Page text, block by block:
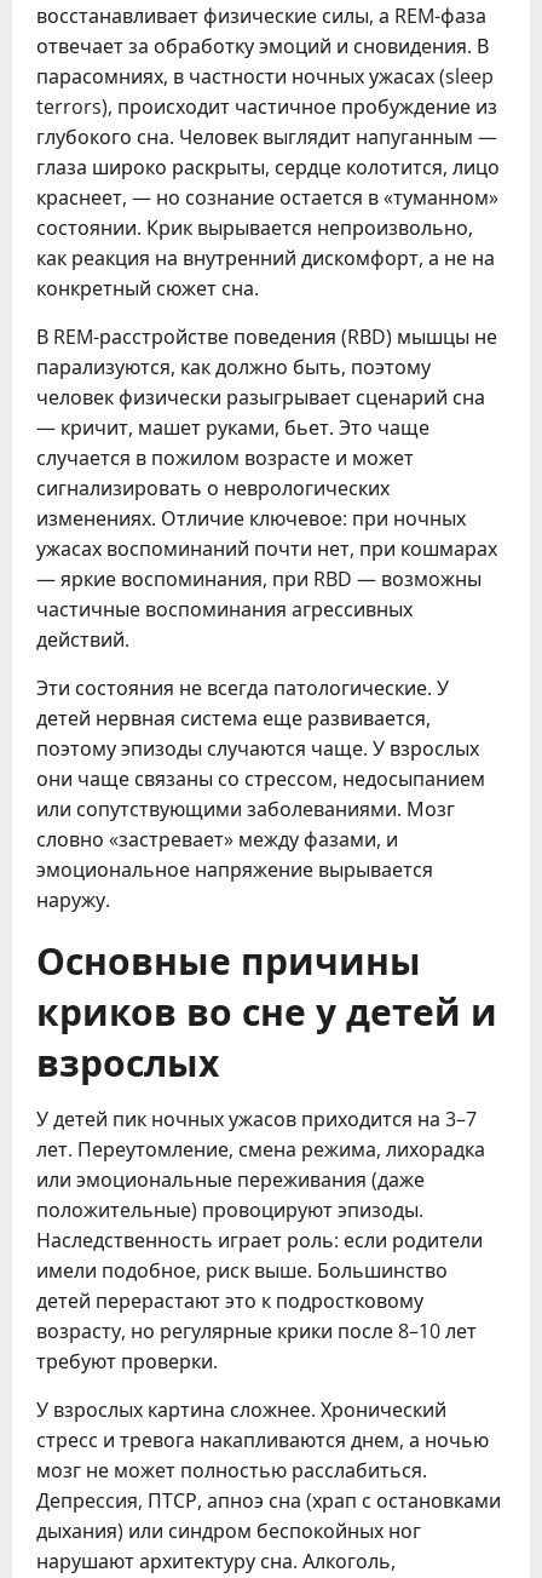
восстанавливает физические силы, а REM-фаза
отвечает за обработку эмоций и сновидения. В
парасомниях, в частности ночных ужасах (sleep
terrors), происходит частичное пробуждение из
глубокого сна. Человек выглядит напуганным —
глаза широко раскрыты, сердце колотится, лицо
краснеет, — но сознание остается в «туманном»
состоянии. Крик вырывается непроизвольно,
как реакция на внутренний дискомфорт, а не на
конкретный сюжет сна.
В REM-расстройстве поведения (RBD) мышцы не
парализуются, как должно быть, поэтому
человек физически разыгрывает сценарий сна
— кричит, машет руками, бьет. Это чаще
случается в пожилом возрасте и может
сигнализировать о неврологических
изменениях. Отличие ключевое: при ночных
ужасах воспоминаний почти нет, при кошмарах
— яркие воспоминания, при RBD — возможны
частичные воспоминания агрессивных
действий.
Эти состояния не всегда патологические. У
детей нервная система еще развивается,
поэтому эпизоды случаются чаще. У взрослых
они чаще связаны со стрессом, недосыпанием
или сопутствующими заболеваниями. Мозг
словно «застревает» между фазами, и
эмоциональное напряжение вырывается
наружу.
Основные причины
криков во сне у детей и
взрослых
У детей пик ночных ужасов приходится на 3–7
лет. Переутомление, смена режима, лихорадка
или эмоциональные переживания (даже
положительные) провоцируют эпизоды.
Наследственность играет роль: если родители
имели подобное, риск выше. Большинство
детей перерастают это к подростковому
возрасту, но регулярные крики после 8–10 лет
требуют проверки.
У взрослых картина сложнее. Хронический
стресс и тревога накапливаются днем, а ночью
мозг не может полностью расслабиться.
Депрессия, ПТСР, апноэ сна (храп с остановками
дыхания) или синдром беспокойных ног
нарушают архитектуру сна. Алкоголь,